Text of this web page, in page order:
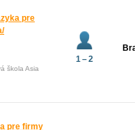
pre
škola Asia
1 – 2
pre firmy